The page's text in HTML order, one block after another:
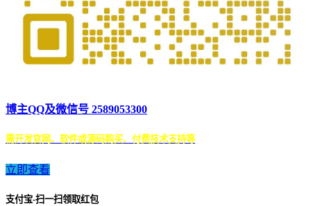
博主QQ及微信号 2589053300
需开发官网、软件或源码购买、付费技术支持等
立即查看
支付宝-扫一扫领取红包